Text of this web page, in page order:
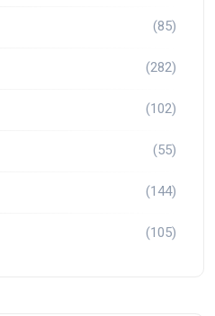
(85)
(282)
(102)
(55)
(144)
(105)